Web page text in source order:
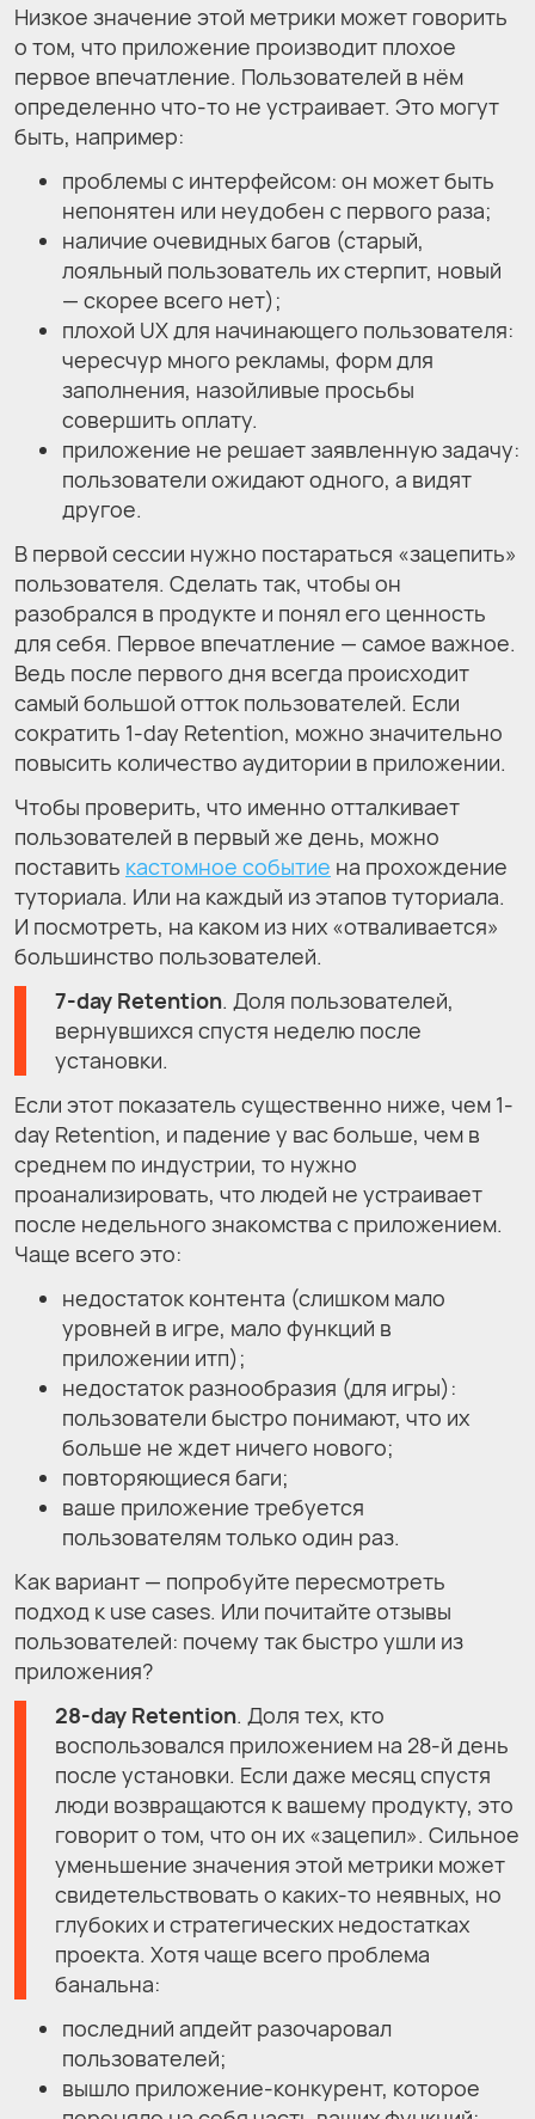
Низкое значение этой метрики может говорить
о том, что приложение производит плохое
первое впечатление. Пользователей в нём
определенно что-то не устраивает. Это могут
быть, например:
проблемы с интерфейсом: он может быть
непонятен или неудобен с первого раза;
наличие очевидных багов (старый,
лояльный пользователь их стерпит, новый
— скорее всего нет);
плохой UX для начинающего пользователя:
чересчур много рекламы, форм для
заполнения, назойливые просьбы
совершить оплату.
приложение не решает заявленную задачу:
пользователи ожидают одного, а видят
другое.
В первой сессии нужно постараться «зацепить»
пользователя. Сделать так, чтобы он
разобрался в продукте и понял его ценность
для себя. Первое впечатление — самое важное.
Ведь после первого дня всегда происходит
самый большой отток пользователей. Если
сократить 1-day Retention, можно значительно
повысить количество аудитории в приложении.
Чтобы проверить, что именно отталкивает
пользователей в первый же день, можно
поставить кастомное событие на прохождение
туториала. Или на каждый из этапов туториала.
И посмотреть, на каком из них «отваливается»
большинство пользователей.
7-day Retention. Доля пользователей,
вернувшихся спустя неделю после
установки.
Если этот показатель существенно ниже, чем 1-
day Retention, и падение у вас больше, чем в
среднем по индустрии, то нужно
проанализировать, что людей не устраивает
после недельного знакомства с приложением.
Чаще всего это:
недостаток контента (слишком мало
уровней в игре, мало функций в
приложении итп);
недостаток разнообразия (для игры):
пользователи быстро понимают, что их
больше не ждет ничего нового;
повторяющиеся баги;
ваше приложение требуется
пользователям только один раз.
Как вариант — попробуйте пересмотреть
подход к use cases. Или почитайте отзывы
пользователей: почему так быстро ушли из
приложения?
28-day Retention. Доля тех, кто
воспользовался приложением на 28-й день
после установки. Если даже месяц спустя
люди возвращаются к вашему продукту, это
говорит о том, что он их «зацепил». Сильное
уменьшение значения этой метрики может
свидетельствовать о каких-то неявных, но
глубоких и стратегических недостатках
проекта. Хотя чаще всего проблема
банальна:
последний апдейт разочаровал
пользователей;
вышло приложение-конкурент, которое